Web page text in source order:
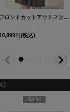
フロントカットアウトスタッズセットアップドレス/キャバドレス【XS-Mサイズ/1カラー】[OF01] 【SB】dzwAG
円(税込)
)
No.14